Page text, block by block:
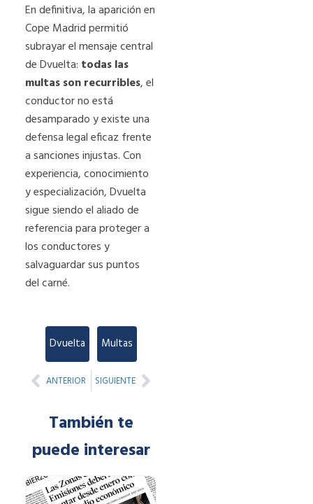
En definitiva, la aparición en
Cope Madrid permitió
subrayar el mensaje central
de Dvuelta: todas las
multas son recurribles, el
conductor no está
desamparado y existe una
defensa legal eficaz frente
a sanciones injustas. Con
experiencia, conocimiento
y especialización, Dvuelta
sigue siendo el aliado de
referencia para proteger a
los conductores y
salvaguardar sus puntos
del carné.
Dvuelta Multas
Prev
ANTERIOR SIGUIENTENext
También te
puede interesar